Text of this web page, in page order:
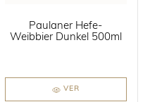
Paulaner Hefe-
Weibbier Dunkel 500ml
VER